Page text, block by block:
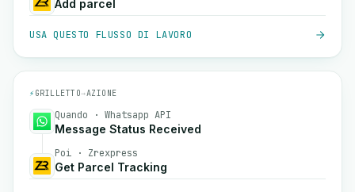
Add parcel
USA QUESTO FLUSSO DI LAVORO
⚡ GRILLETTO→AZIONE
Quando · Whatsapp API
Message Status Received
Poi · Zrexpress
Get Parcel Tracking